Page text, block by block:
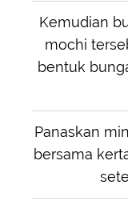
Kemudian
mochi
bentuk
Panaskan
bersama